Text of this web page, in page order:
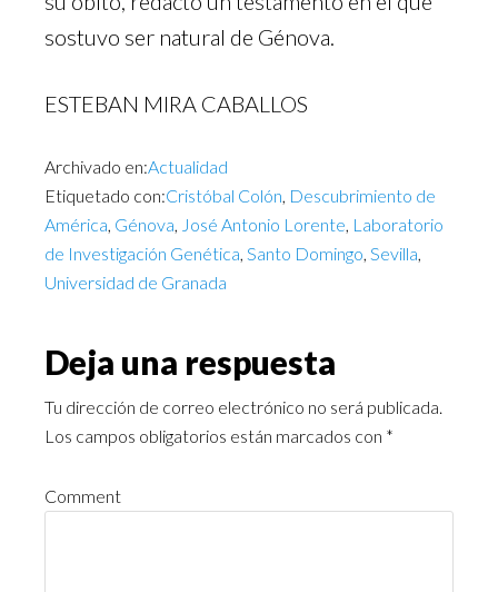
sostuvo ser natural de Génova.
ESTEBAN MIRA CABALLOS
Archivado en:Actualidad
Etiquetado con:Cristóbal Colón, Descubrimiento de
América, Génova, José Antonio Lorente, Laboratorio
de Investigación Genética, Santo Domingo, Sevilla,
Universidad de Granada
Deja una respuesta
Tu dirección de correo electrónico no será publicada.
Los campos obligatorios están marcados con *
Comment